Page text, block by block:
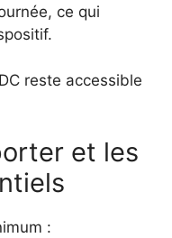
ce qui
reste accessible
et les
: